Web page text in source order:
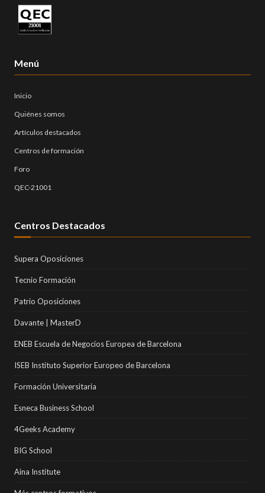
Menú
Inicio
Quiénes somos
Artículos destacados
Centros de formación
Foro
QEC-21001
Centros Destacados
Supera Oposiciones
Tecnio Formación
Patrio Oposiciones
Davante | MasterD
ENEB Escuela de Negocios Europea de Barcelona
ISEB Instituto Superior Europeo de Barcelona
Formación Universitaria
Esneca Business School
4Geeks Academy
BIG School
Aina Institute